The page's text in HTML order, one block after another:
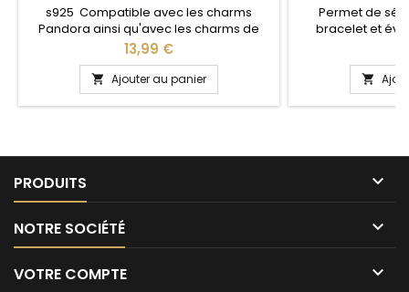
s925 Compatible avec les charms
Pandora ainsi qu'avec les charms de
notre site idéal pour : Noël, Saint Valentin,
anniversaire, anniversaire de mariage
L'ouverture pour les charms se fait au
niveau de la boule
Prix
13,99 €
 Ajouter au panier
Permet de
bracelet et
Gnoce et les
site idéal pour
anniversaire,

PRODUITS 
NOTRE SOCIÉTÉ 
VOTRE COMPTE 